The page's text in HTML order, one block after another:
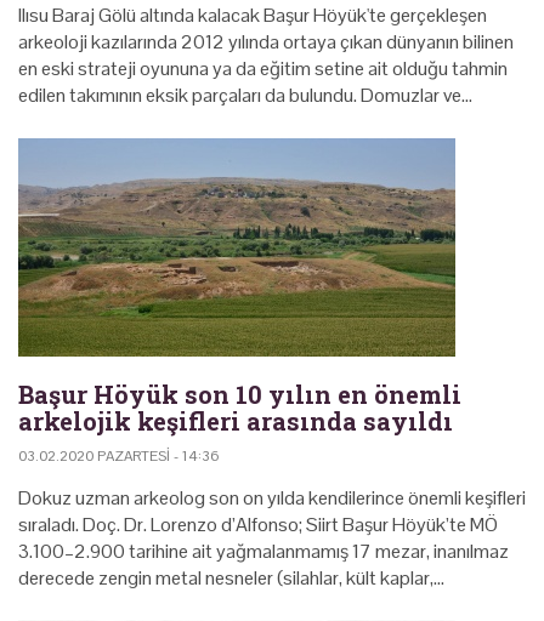
Ilısu Baraj Gölü altında kalacak Başur Höyük'te gerçekleşen
arkeoloji kazılarında 2012 yılında ortaya çıkan dünyanın bilinen
en eski strateji oyununa ya da eğitim setine ait olduğu tahmin
edilen takımının eksik parçaları da bulundu. Domuzlar ve…
Başur Höyük son 10 yılın en önemli
arkelojik keşifleri arasında sayıldı
03.02.2020 PAZARTESI - 14:36
Dokuz uzman arkeolog son on yılda kendilerince önemli keşifleri
sıraladı. Doç. Dr. Lorenzo d’Alfonso; Siirt Başur Höyük’te MÖ
3.100–2.900 tarihine ait yağmalanmamış 17 mezar, inanılmaz
derecede zengin metal nesneler (silahlar, kült kaplar,…